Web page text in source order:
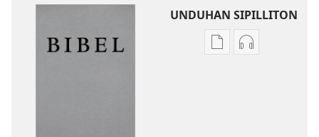
UNDUHAN SIPILLITON
SipillitonSipiliton